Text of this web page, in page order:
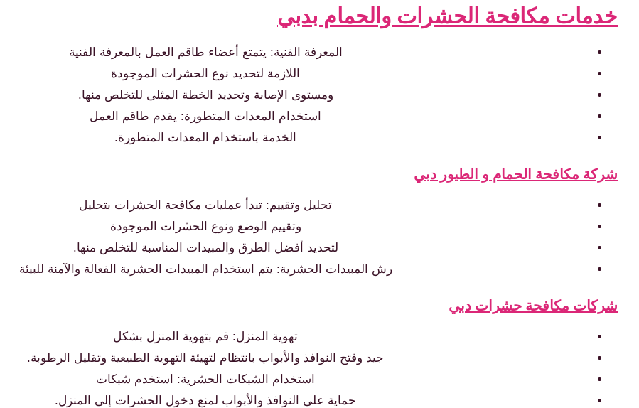
خدمات مكافحة الحشرات والحمام بدبي
المعرفة الفنية: يتمتع أعضاء طاقم العمل بالمعرفة الفنية
اللازمة لتحديد نوع الحشرات الموجودة
ومستوى الإصابة وتحديد الخطة المثلى للتخلص منها.
استخدام المعدات المتطورة: يقدم طاقم العمل
الخدمة باستخدام المعدات المتطورة.
شركة مكافحة الحمام و الطيور دبي
تحليل وتقييم: تبدأ عمليات مكافحة الحشرات بتحليل
وتقييم الوضع ونوع الحشرات الموجودة
لتحديد أفضل الطرق والمبيدات المناسبة للتخلص منها.
رش المبيدات الحشرية: يتم استخدام المبيدات الحشرية الفعالة والآمنة للبيئة
شركات مكافحة حشرات دبي
تهوية المنزل: قم بتهوية المنزل بشكل
جيد وفتح النوافذ والأبواب بانتظام لتهيئة التهوية الطبيعية وتقليل الرطوبة.
استخدام الشبكات الحشرية: استخدم شبكات
حماية على النوافذ والأبواب لمنع دخول الحشرات إلى المنزل.